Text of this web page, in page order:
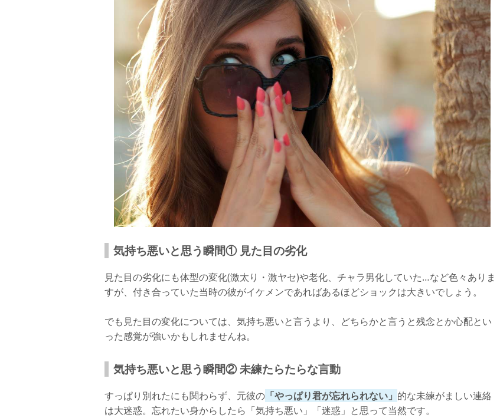
気持ち悪いと思う瞬間① 見た目の劣化
見た目の劣化にも体型の変化(激太り・激ヤセ)や老化、チャラ男化していた…など色々ありま
すが、付き合っていた当時の彼がイケメンであればあるほどショックは大きいでしょう。
でも見た目の変化については、気持ち悪いと言うより、どちらかと言うと残念とか心配とい
った感覚が強いかもしれませんね。
気持ち悪いと思う瞬間② 未練たらたらな言動
すっぱり別れたにも関わらず、元彼の 「やっぱり君が忘れられない」 的な未練がましい連絡
は大迷惑。忘れたい身からしたら「気持ち悪い」「迷惑」と思って当然です。